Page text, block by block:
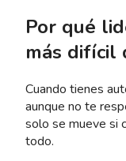
Por qué
más difícil
Cuando tienes
aunque no te
solo se mueve si
todo.